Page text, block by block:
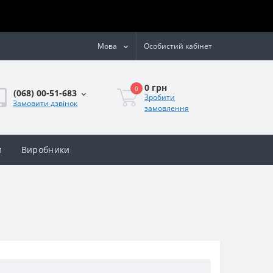
Мова Особистий кабінет
(068) 00-51-683
Замовити дзвінок
0 0 грн
Зробити
замовлення
Виробники